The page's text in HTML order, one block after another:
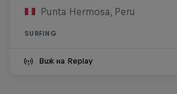
Punta Hermosa, Peru
SURFING
Виж на Replay